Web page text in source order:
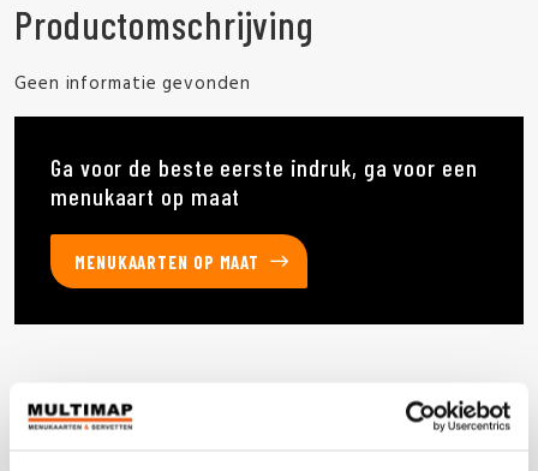
Productomschrijving
Geen informatie gevonden
Ga voor de beste eerste indruk, ga voor een
menukaart op maat
MENUKAARTEN OP MAAT
Deze producten heb je eerder bekeken